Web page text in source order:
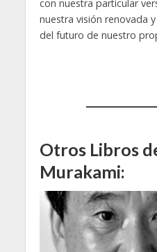
con nuestra particular
nuestra visión renovada
del futuro de nuestro
Otros Libros
Murakami: